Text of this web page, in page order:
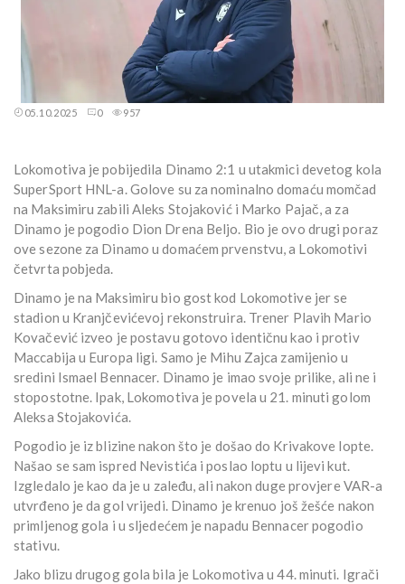
05.10.2025 0 957
Lokomotiva je pobijedila Dinamo 2:1 u utakmici devetog kola
SuperSport HNL-a. Golove su za nominalno domaću momčad
na Maksimiru zabili Aleks Stojaković i Marko Pajač, a za
Dinamo je pogodio Dion Drena Beljo. Bio je ovo drugi poraz
ove sezone za Dinamo u domaćem prvenstvu, a Lokomotivi
četvrta pobjeda.
Dinamo je na Maksimiru bio gost kod Lokomotive jer se
stadion u Kranjčevićevoj rekonstruira. Trener Plavih Mario
Kovačević izveo je postavu gotovo identičnu kao i protiv
Maccabija u Europa ligi. Samo je Mihu Zajca zamijenio u
sredini Ismael Bennacer. Dinamo je imao svoje prilike, ali ne i
stopostotne. Ipak, Lokomotiva je povela u 21. minuti golom
Aleksa Stojakovića.
Pogodio je iz blizine nakon što je došao do Krivakove lopte.
Našao se sam ispred Nevistića i poslao loptu u lijevi kut.
Izgledalo je kao da je u zaleđu, ali nakon duge provjere VAR-a
utvrđeno je da gol vrijedi. Dinamo je krenuo još žešće nakon
primljenog gola i u sljedećem je napadu Bennacer pogodio
stativu.
Jako blizu drugog gola bila je Lokomotiva u 44. minuti. Igrači